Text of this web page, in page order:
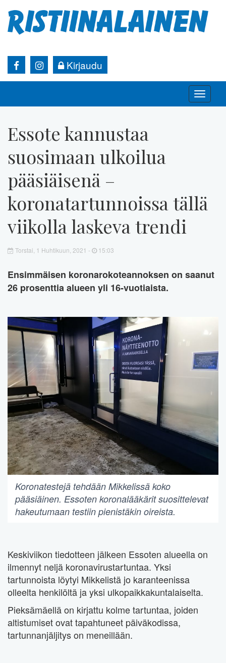
Kirjaudu
Toggle
Essote kannustaa
suosimaan ulkoilua
pääsiäisenä –
koronatartunnoissa tällä
viikolla laskeva trendi
Torstai, 1 Huhtikuun, 2021 - 15:03
Ensimmäisen koronarokoteannoksen on saanut
26 prosenttia alueen yli 16-vuotiaista.
Koronatestejä tehdään Mikkelissä koko
pääsiäinen. Essoten koronalääkärit suosittelevat
hakeutumaan testiin pienistäkin oireista.
Keskiviikon tiedotteen jälkeen Essoten alueella on
ilmennyt neljä koronavirustartuntaa. Yksi
tartunnoista löytyi Mikkelistä jo karanteenissa
olleelta henkilöltä ja yksi ulkopaikkakuntalaiselta.
Pieksämäellä on kirjattu kolme tartuntaa, joiden
altistumiset ovat tapahtuneet päiväkodissa,
tartunnanjäljitys on meneillään.